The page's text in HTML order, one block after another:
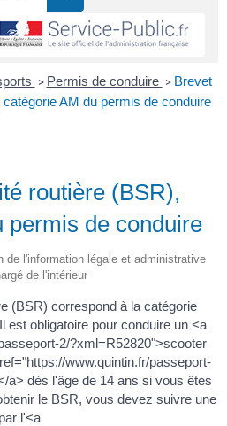
> Permis de conduire > Brevet
AM du permis de conduire
routière (BSR),
permis de conduire
de l'information légale et administrative
de l'intérieur
(BSR) correspond à la catégorie
est obligatoire pour conduire un <a
2/?xml=R52820">scooter
www.quintin.fr/passeport-
a> dès l'âge de 14 ans si vous êtes
le BSR, vous devez suivre une
l'<a